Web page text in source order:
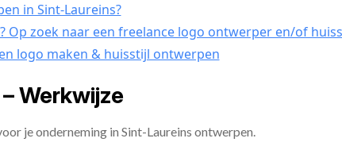
in Sint-Laureins?
Op zoek naar een freelance logo ontwerper en/of
logo maken & huisstijl ontwerpen
Werkwijze
je onderneming in Sint-Laureins ontwerpen.